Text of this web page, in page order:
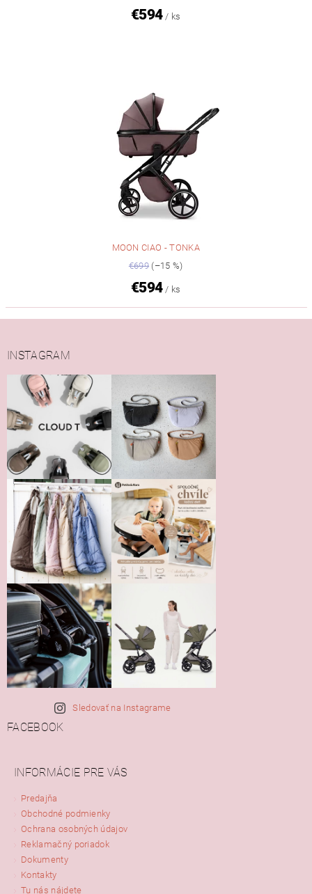
€594 / ks
MOON CIAO - TONKA
€699 (–15 %)
€594 / ks
INSTAGRAM
Sledovať na Instagrame
FACEBOOK
INFORMÁCIE PRE VÁS
Predajňa
Obchodné podmienky
Ochrana osobných údajov
Reklamačný poriadok
Dokumenty
Kontakty
Tu nás nájdete